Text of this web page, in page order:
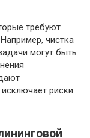
требуют
чистка
могут быть
риски